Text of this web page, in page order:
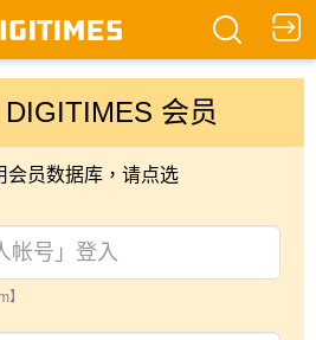
会员
员数据库，请点选